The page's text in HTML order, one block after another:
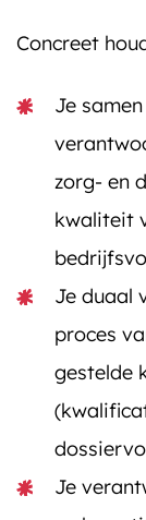
Concreet
Je
zorg- en
kwaliteit
Je duaal
proces
gestelde
Je